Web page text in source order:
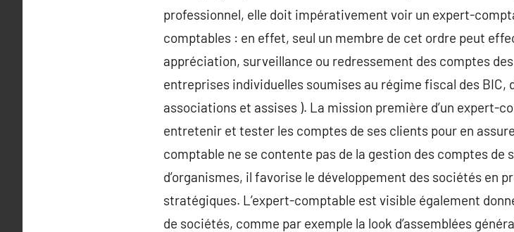
professionnel, elle doit impérativement voir un expert-
comptables : en effet, seul un membre de cet ordre peut
appréciation, surveillance ou redressement des comptes
entreprises individuelles soumises au régime fiscal des BIC,
associations et assises ). La mission première d’un expert-
entretenir et tester les comptes de ses clients pour en
comptable ne se contente pas de la gestion des comptes
d’organismes, il favorise le développement des sociétés en
stratégiques. L’expert-comptable est visible également
de sociétés, comme par exemple la look d’assemblées